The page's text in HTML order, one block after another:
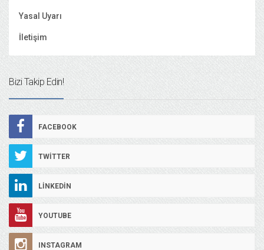
Yasal Uyarı
İletişim
Bizi Takip Edin!
FACEBOOK
TWITTER
LINKEDIN
YOUTUBE
INSTAGRAM